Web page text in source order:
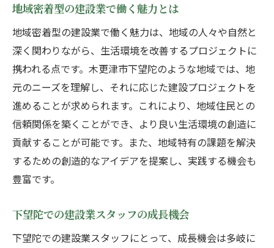
地域密着型の建設業で働く魅力とは
地域密着型の建設業で働く魅力は、地域の人々や自然と
深く関わりながら、生活環境を改善するプロジェクトに
携われる点です。木更津市下望陀のような地域では、地
元のニーズを理解し、それに応じた建設プロジェクトを
進めることが求められます。これにより、地域住民との
信頼関係を築くことができ、より良い生活環境の創造に
貢献することが可能です。また、地域特有の課題を解決
するための創造的なアイデアを提案し、実践する機会も
豊富です。
下望陀での建設業スタッフの成長機会
下望陀での建設業スタッフにとって、成長機会は多岐に